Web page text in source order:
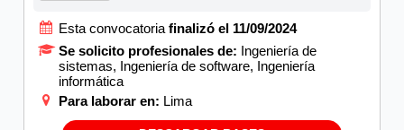
Esta convocatoria finalizó el 11/09/2024
Se solicito profesionales de: Ingeniería de
sistemas, Ingeniería de software, Ingeniería
informática
Para laborar en: Lima